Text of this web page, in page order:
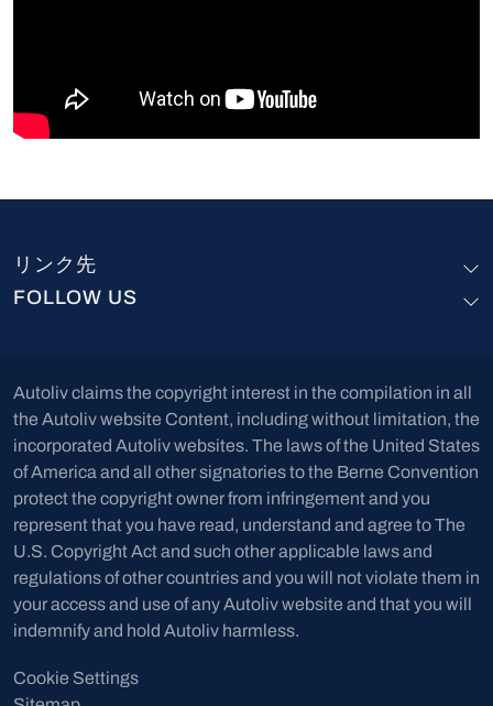
リンク先
FOLLOW US
Autoliv claims the copyright interest in the compilation in all
the Autoliv website Content, including without limitation, the
incorporated Autoliv websites. The laws of the United States
of America and all other signatories to the Berne Convention
protect the copyright owner from infringement and you
represent that you have read, understand and agree to The
U.S. Copyright Act and such other applicable laws and
regulations of other countries and you will not violate them in
your access and use of any Autoliv website and that you will
indemnify and hold Autoliv harmless.
Site services
Cookie Settings